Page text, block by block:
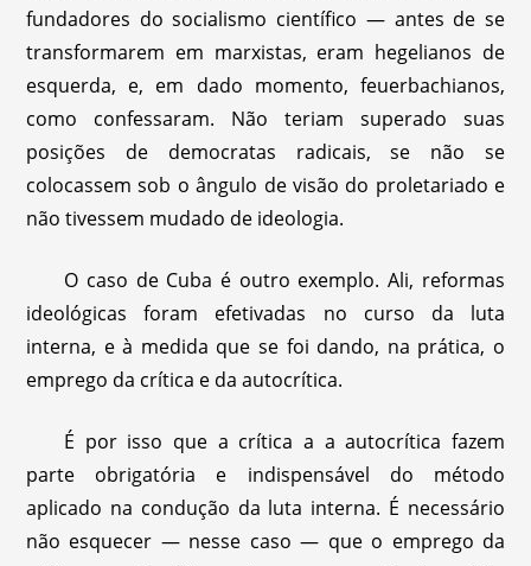
fundadores do socialismo científico — antes de se
transformarem em marxistas, eram hegelianos de
esquerda, e, em dado momento, feuerbachianos,
como confessaram. Não teriam superado suas
posições de democratas radicais, se não se
colocassem sob o ângulo de visão do proletariado e
não tivessem mudado de ideologia.
O caso de Cuba é outro exemplo. Ali, reformas
ideológicas foram efetivadas no curso da luta
interna, e à medida que se foi dando, na prática, o
emprego da crítica e da autocrítica.
É por isso que a crítica a a autocrítica fazem
parte obrigatória e indispensável do método
aplicado na condução da luta interna. É necessário
não esquecer — nesse caso — que o emprego da